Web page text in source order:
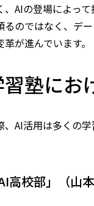
、AIの登場によっ
るのではなく、デ
革が進んでいます。
塾にお
、AI活用は多くの
AI高校部」（山